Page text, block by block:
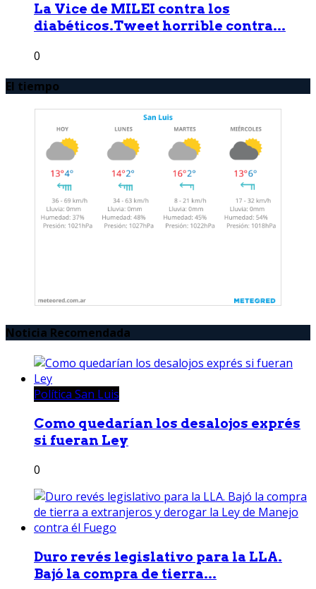
La Vice de MILEI contra los
diabéticos.Tweet horrible contra...
0
El tiempo
Noticia Recomendada
Política San Luis
Como quedarían los desalojos exprés
si fueran Ley
0
Duro revés legislativo para la LLA.
Bajó la compra de tierra...